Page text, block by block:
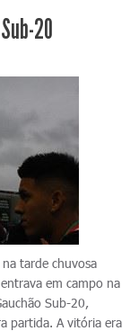
20
tarde chuvosa
em campo na
Sub-20,
partida. A vitória era